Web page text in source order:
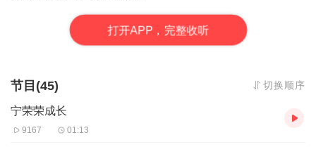
打开APP，完整收听
节目(45) 切换顺序
宁荣荣成长
9167 01:13